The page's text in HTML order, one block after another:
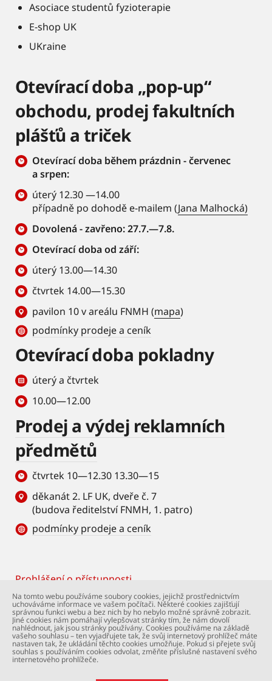
Asociace studentů fyzioterapie
E-shop UK
UKraine
Otevírací doba „pop-up“
obchodu, prodej fakultních
plášťů a triček
Otevírací doba během prázdnin - červenec
a srpen:
úterý 12.30 —14.00
případně po dohodě e-mailem (Jana Malhocká)
Dovolená - zavřeno: 27.7.—7.8.
Otevírací doba od září:
úterý 13.00—14.30
čtvrtek 14.00—15.30
pavilon 10 v areálu FNMH (mapa)
podmínky prodeje a ceník
Otevírací doba pokladny
úterý a čtvrtek
10.00—12.00
Prodej a výdej reklamních
předmětů
čtvrtek 10—12.30 13.30—15
děkanát 2. LF UK, dveře č. 7
(budova ředitelství FNMH, 1. patro)
podmínky prodeje a ceník
Footer
Prohlášení o přístupnosti
© Univerzita Karlova – 2. lékařská fakulta. Všechna
práva vyhrazena. Foto: 2. LF a Shutterstock.com.
Podpora webu:webmaster@lfmotol.cuni.cz
Na tomto webu používáme soubory cookies, jejichž prostřednictvím
uchováváme informace ve vašem počítači. Některé cookies zajišťují
správnou funkci webu a bez nich by ho nebylo možné správně zobrazit.
Jiné cookies nám pomáhají vylepšovat stránky tím, že nám dovolí
nahlédnout, jak jsou stránky používány. Cookies používáme na základě
vašeho souhlasu – ten vyjadřujete tak, že svůj internetový prohlížeč máte
nastaven tak, že ukládání těchto cookies umožňuje. Pokud si přejete svůj
souhlas s používáním cookies odvolat, změňte příslušné nastavení svého
internetového prohlížeče.